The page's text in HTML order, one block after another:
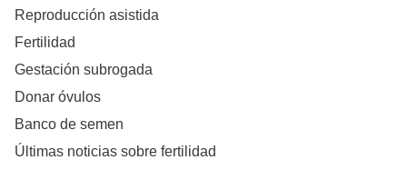
Reproducción asistida
Fertilidad
Gestación subrogada
Donar óvulos
Banco de semen
Últimas noticias sobre fertilidad